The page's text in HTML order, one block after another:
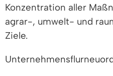
Konzentration aller
agrar-, umwelt- und
Ziele.